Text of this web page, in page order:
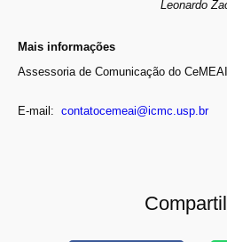
Leonardo
Mais informações
Assessoria de Comunicação do
E-mail: contatocemeai@icmc.usp.br